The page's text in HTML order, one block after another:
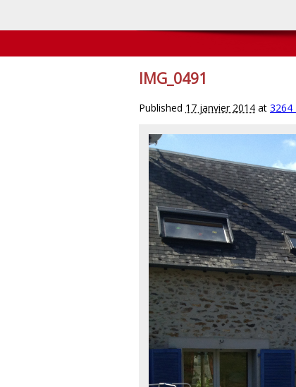
IMG_0491
Published 17 janvier 2014 at 3264